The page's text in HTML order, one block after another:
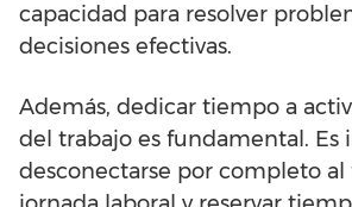
capacidad para resolver
decisiones efectivas.
Además, dedicar tiempo a
del trabajo es fundamental. Es
desconectarse por completo al